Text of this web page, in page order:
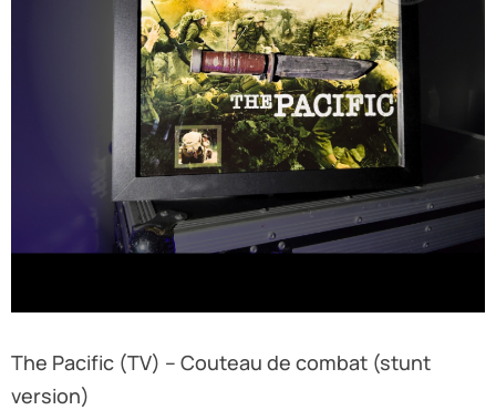
The Pacific (TV) – Couteau de combat (stunt
version)